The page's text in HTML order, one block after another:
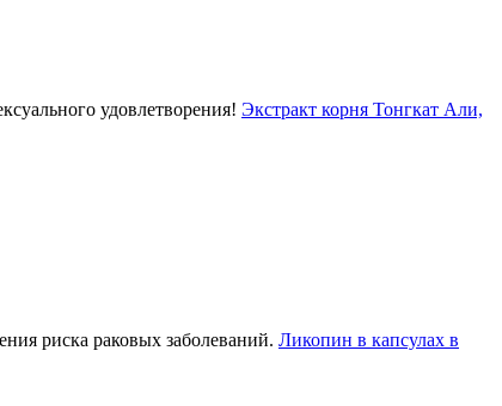
удовлетворения! Экстракт корня Тонгкат Али,
риска раковых заболеваний. Ликопин в капсулах в